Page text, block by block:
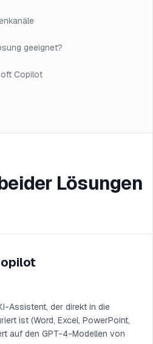
geeignet?
Copilot
Lösungen
Assistent, der direkt in die
ist (Word, Excel, PowerPoint,
auf den GPT-4-Modellen von